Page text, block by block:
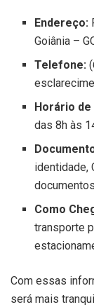
Endereço:
Goiânia –
Telefone:
Horário
das 8h às
identidade,
Como
transporte
Com essas
será mais